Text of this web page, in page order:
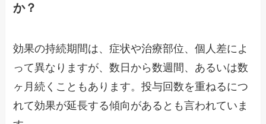
か？
効果の持続期間は、症状や治療部位、個人差によ
って異なりますが、数日から数週間、あるいは数
ヶ月続くこともあります。投与回数を重ねるにつ
れて効果が延長する傾向があるとも言われていま